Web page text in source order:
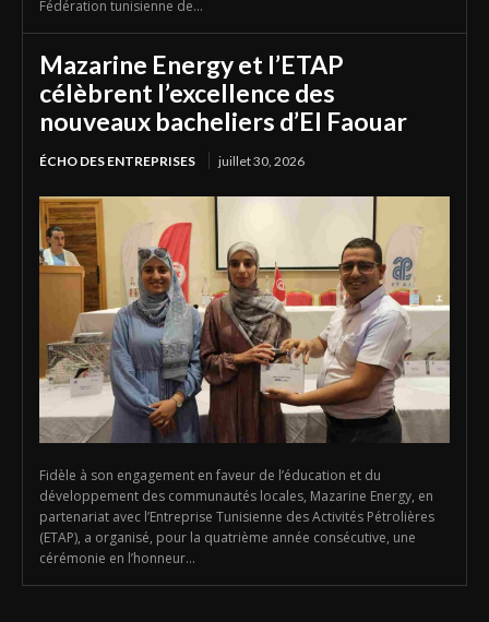
Fédération tunisienne de...
Mazarine Energy et l’ETAP
célèbrent l’excellence des
nouveaux bacheliers d’El Faouar
ÉCHO DES ENTREPRISES juillet 30, 2026
Fidèle à son engagement en faveur de l’éducation et du
développement des communautés locales, Mazarine Energy, en
partenariat avec l’Entreprise Tunisienne des Activités Pétrolières
(ETAP), a organisé, pour la quatrième année consécutive, une
cérémonie en l’honneur...